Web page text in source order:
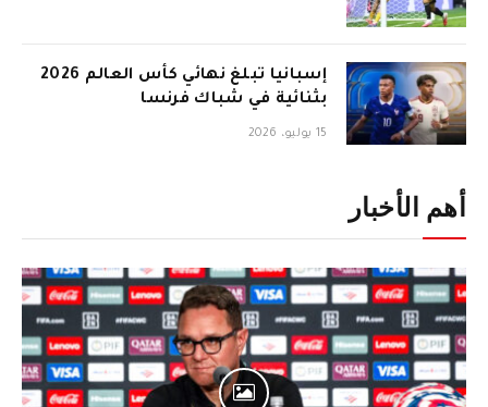
إسبانيا تبلغ نهائي كأس العالم 2026
بثنائية في شباك فرنسا
15 يوليو، 2026
أهم الأخبار